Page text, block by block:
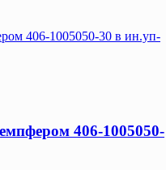
406-1005050-